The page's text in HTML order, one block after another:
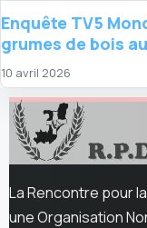
Enquête TV5
grumes de bois
10 avril 2026
La Rencontre pour
une Organisation